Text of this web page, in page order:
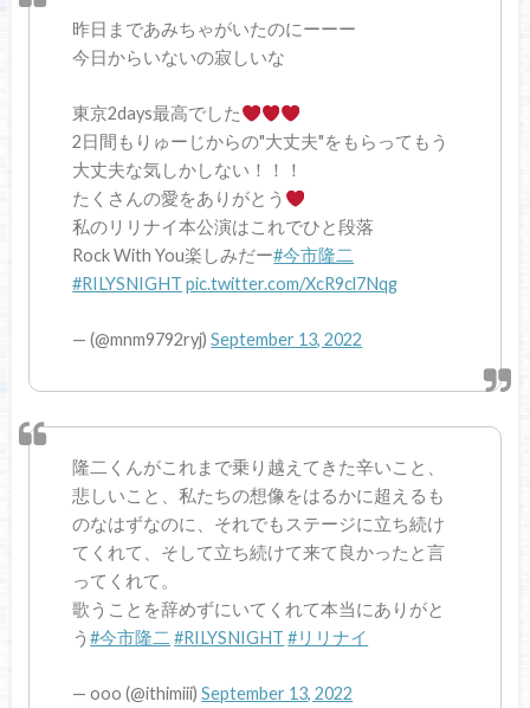
昨日まであみちゃがいたのにーーー
今日からいないの寂しいな
東京2days最高でした
2日間もりゅーじからの"大丈夫"をもらってもう
大丈夫な気しかしない！！！
たくさんの愛をありがとう
私のリリナイ本公演はこれでひと段落
Rock With You楽しみだー#今市隆二
#RILYSNIGHT pic.twitter.com/XcR9cl7Nqg
— (@mnm9792ryj)September 13, 2022
隆二くんがこれまで乗り越えてきた辛いこと、
悲しいこと、私たちの想像をはるかに超えるも
のなはずなのに、それでもステージに立ち続け
てくれて、そして立ち続けて来て良かったと言
ってくれて。
歌うことを辞めずにいてくれて本当にありがと
う#今市隆二 #RILYSNIGHT #リリナイ
— ooo (@ithimiii)September 13, 2022